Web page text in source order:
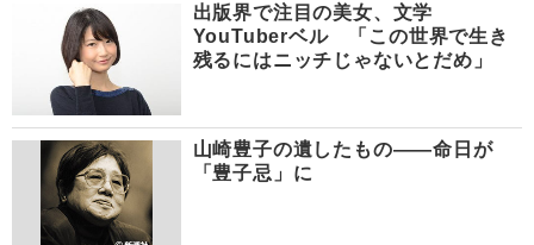
出版界で注目の美女、文学
YouTuberベル 「この世界で生き
残るにはニッチじゃないとだめ」
山崎豊子の遺したもの――命日が
「豊子忌」に